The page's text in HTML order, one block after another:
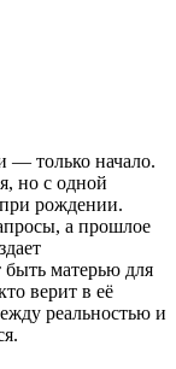
— только начало.
но с одной
рождении.
а прошлое
быть матерью для
верит в её
реальностью и